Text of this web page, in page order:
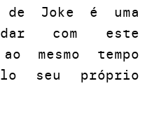
Joke é uma
com este
mesmo tempo
seu próprio